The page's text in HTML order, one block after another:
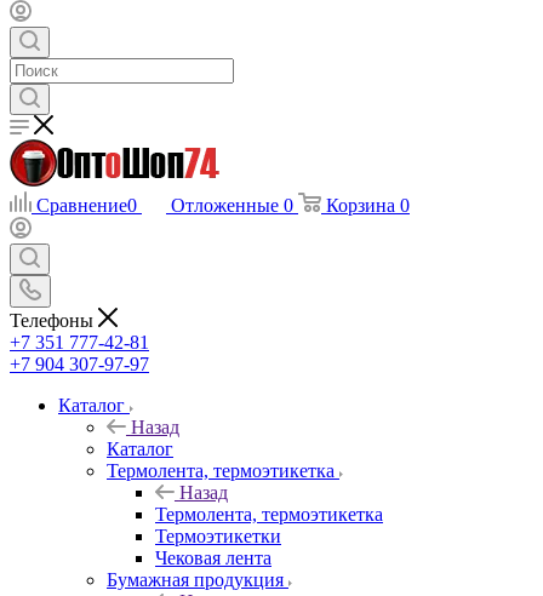
Сравнение0 Отложенные 0 Корзина 0
Телефоны
+7 351 777-42-81
+7 904 307-97-97
Каталог
Назад
Каталог
Термолента, термоэтикетка
Назад
Термолента, термоэтикетка
Термоэтикетки
Чековая лента
Бумажная продукция